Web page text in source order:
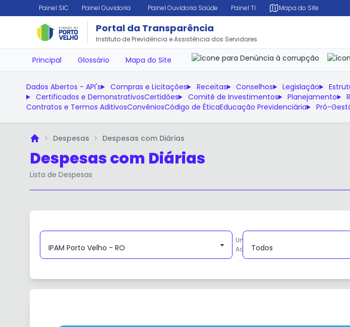
Painel SIC Painel Ouvidoria Painel Ouvidoria Saúde Painel TI Mapa do Site
Portal da Transparência
Instituto de Previdência e Assistência dos Servidores
Principal Glossário Mapa do Site
Dados Abertos - API's Compras e Licitações Receitas Conselhos Legislação
Certificados e DemonstrativosCertidões Comitê de Investimentos Planejamento
Contratos e Termos AditivosConvêniosCódigo de ÉticaEducação Previdenciária Pró-
PrincipalDespesas Despesas com Diárias
Despesas com Diárias
Lista de Despesas
Unidade
Administrativa
✕